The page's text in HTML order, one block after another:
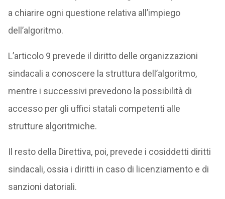
a chiarire ogni questione relativa all’impiego
dell’algoritmo.
L’articolo 9 prevede il diritto delle organizzazioni
sindacali a conoscere la struttura dell’algoritmo,
mentre i successivi prevedono la possibilità di
accesso per gli uffici statali competenti alle
strutture algoritmiche.
Il resto della Direttiva, poi, prevede i cosiddetti diritti
sindacali, ossia i diritti in caso di licenziamento e di
sanzioni datoriali.